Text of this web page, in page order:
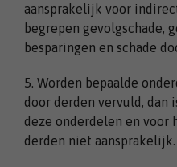
aansprakelijk voor
begrepen gevolgschade,
besparingen en schade
5. Worden bepaalde
door derden vervuld,
deze onderdelen en voor
derden niet aansprakelijk.